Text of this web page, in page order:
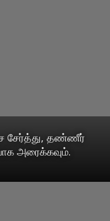
சேர்த்து, தண்ணீர்
அரைக்கவும்.